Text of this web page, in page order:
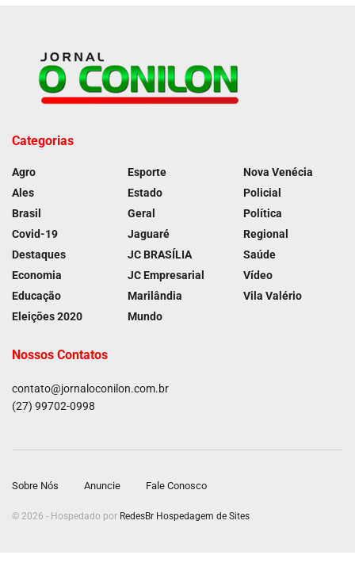
Categorias
Agro
Ales
Brasil
Covid-19
Destaques
Economia
Educação
Eleições 2020
Esporte
Estado
Geral
Jaguaré
JC BRASÍLIA
JC Empresarial
Marilândia
Mundo
Nova Venécia
Policial
Política
Regional
Saúde
Vídeo
Vila Valério
Nossos Contatos
contato@jornaloconilon.com.br
(27) 99702-0998
Sobre Nós Anuncie Fale Conosco
© 2026 - Hospedado por RedesBr Hospedagem de Sites